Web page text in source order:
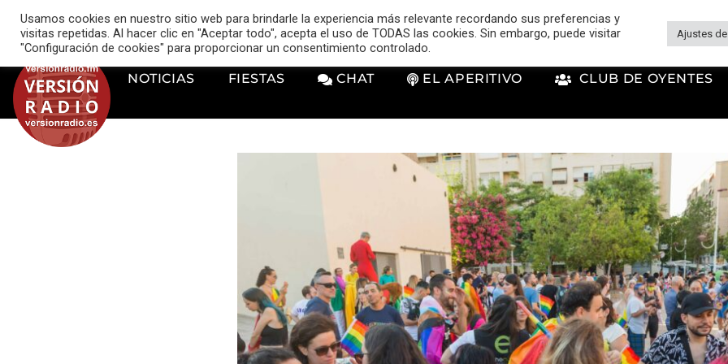
music_note VERSIÓN RADIO
NOTICIAS FIESTAS CHAT EL APERITIVO CLUB DE OYENTES
Usamos cookies en nuestro sitio web para brindarle la experiencia más relevante recordando sus preferencias y
visitas repetidas. Al hacer clic en "Aceptar todo", acepta el uso de TODAS las cookies. Sin embargo, puede visitar
"Configuración de cookies" para proporcionar un consentimiento controlado.
Ajustes